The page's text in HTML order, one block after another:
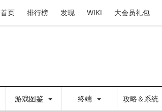
首页 排行榜 发现 WIKI 大会员礼包
游戏图鉴 终端 攻略＆系统